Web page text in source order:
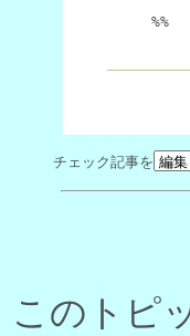
%%
チェック記事を
このトピ